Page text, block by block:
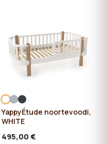
YappyÉtude noortevoodi,
WHITE
495,00 €